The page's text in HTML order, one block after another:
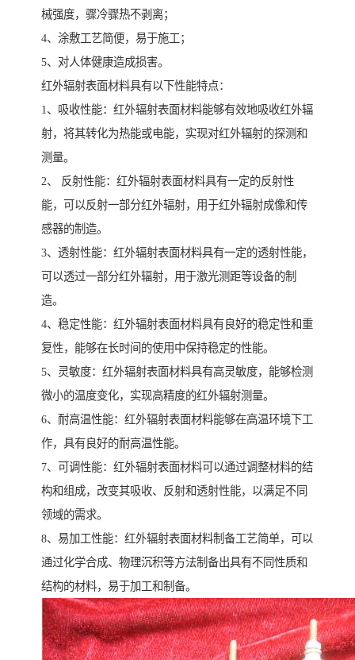
械强度，骤冷骤热不剥离；
4、涂敷工艺简便，易于施工；
5、对人体健康造成损害。
红外辐射表面材料具有以下性能特点：
1、吸收性能：红外辐射表面材料能够有效地吸收红外辐
射，将其转化为热能或电能，实现对红外辐射的探测和
测量。
2、 反射性能：红外辐射表面材料具有一定的反射性
能，可以反射一部分红外辐射，用于红外辐射成像和传
感器的制造。
3、透射性能：红外辐射表面材料具有一定的透射性能，
可以透过一部分红外辐射，用于激光测距等设备的制
造。
4、稳定性能：红外辐射表面材料具有良好的稳定性和重
复性，能够在长时间的使用中保持稳定的性能。
5、灵敏度：红外辐射表面材料具有高灵敏度，能够检测
微小的温度变化，实现高精度的红外辐射测量。
6、耐高温性能：红外辐射表面材料能够在高温环境下工
作，具有良好的耐高温性能。
7、可调性能：红外辐射表面材料可以通过调整材料的结
构和组成，改变其吸收、反射和透射性能，以满足不同
领域的需求。
8、易加工性能：红外辐射表面材料制备工艺简单，可以
通过化学合成、物理沉积等方法制备出具有不同性质和
结构的材料，易于加工和制备。